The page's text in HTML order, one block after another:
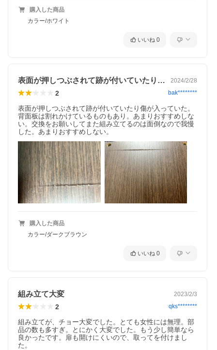
購入した商品
カラー/ホワイト
いいね 0
表面が押しつぶされて跡が付いていたり傷… 2024/2/28
2 bak********
表面が押しつぶされて跡が付いていたり傷が入っていた。
背面板は割れかけているものもあり。あまりおすすめしな
い。交換をお願いしてまた組み立てるのは面倒なので我慢
した。あまりおすすめしない。
購入した商品
カラー/ダークブラウン
いいね 0
組み立て大変 2023/2/3
2 qks********
組み立てが、チョー大変でした。とても女性には無理。部
品の数も多すぎ。とにかく大変でした。もう少し簡単なら
良かったです。扉も開けにくいので、取ってを付けまし
た。